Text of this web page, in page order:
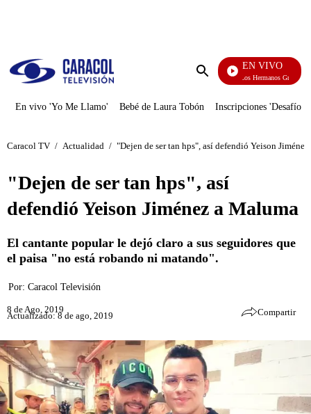
Enviar
EN VIVO
Cuentos De Los Hermanos Grimm
En vivo 'Yo Me Llamo' Bebé de Laura Tobón Inscripciones 'Desafío'
Caracol TV / Actualidad / "Dejen de ser tan hps", así defendió Yeison
"Dejen de ser tan hps", así
defendió Yeison Jiménez a Maluma
El cantante popular le dejó claro a sus seguidores que
el paisa "no está robando ni matando".
Por: Caracol Televisión
8 de Ago, 2019
Actualizado: 8 de ago, 2019 Compartir